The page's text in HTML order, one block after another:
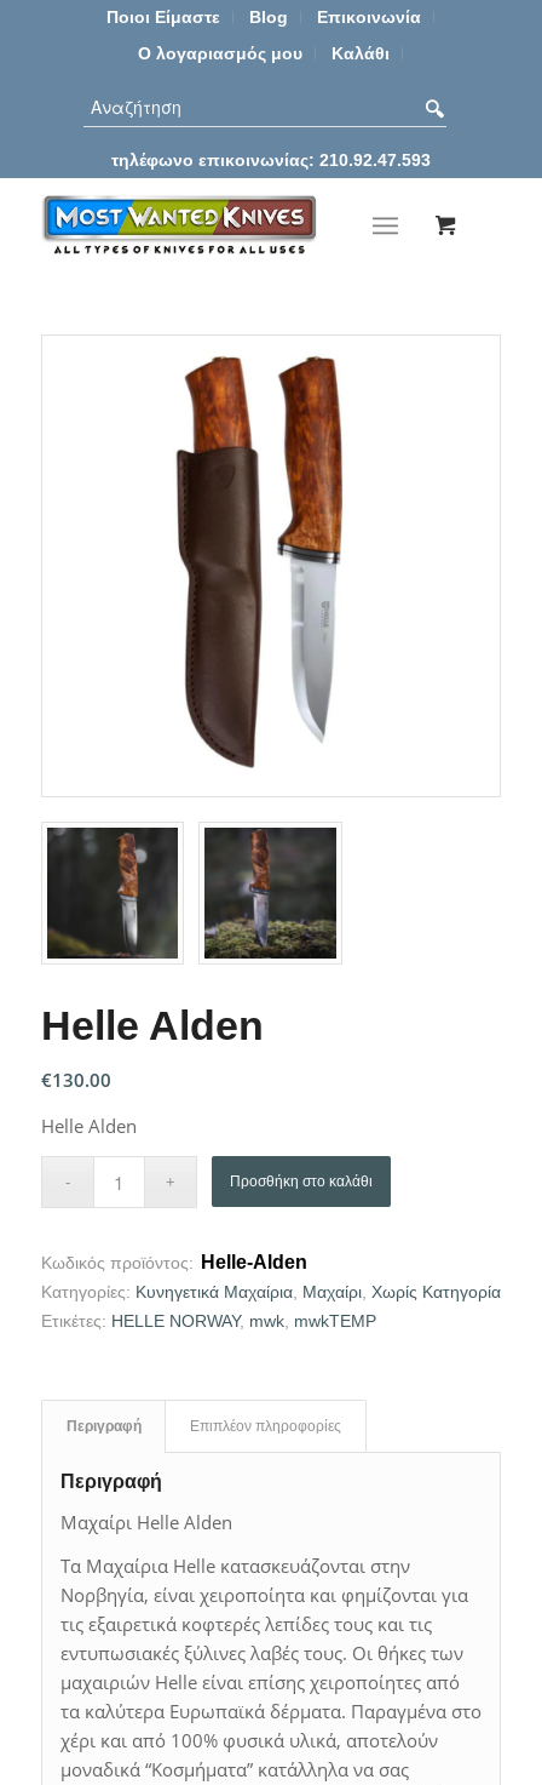
Ποιοι Είμαστε Blog
Επικοινωνία
Ο λογαριασμός μου
Καλάθι
τηλέφωνο επικοινωνίας: 210.92.47.593
Helle Alden
€130.00
Helle Alden
Προσθήκη στο καλάθι
Κωδικός προϊόντος: Helle-Alden
Κατηγορίες: Κυνηγετικά Μαχαίρια, Μαχαίρι, Χωρίς Κατηγορία
Ετικέτες: HELLE NORWAY, mwk, mwkTEMP
Περιγραφή Επιπλέον πληροφορίες
Περιγραφή
Μαχαίρι Helle Alden
Τα Μαχαίρια Helle κατασκευάζονται στην
Νορβηγία, είναι χειροποίητα και φημίζονται για
τις εξαιρετικά κοφτερές λεπίδες τους και τις
εντυπωσιακές ξύλινες λαβές τους. Οι θήκες των
μαχαιριών Helle είναι επίσης χειροποίητες από
τα καλύτερα Ευρωπαϊκά δέρματα. Παραγμένα στο
χέρι και από 100% φυσικά υλικά, αποτελούν
μοναδικά “Κοσμήματα” κατάλληλα να σας